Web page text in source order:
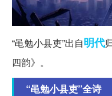
“黾勉小县吏”出自明代
四韵》。
“黾勉小县吏”全诗